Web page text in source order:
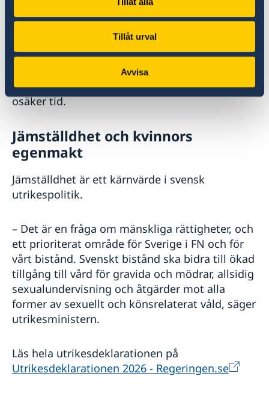
Tillåt urval
Avvisa
samarbeten i skärningspunkten mellan teknik,
innovation, handel och säkerhet. Det är bara en
växande ekonomi som gör det möjligt att rusta
försvaret och ha beredskap i bistrare tider. En
stark svensk ekonomi bygger säkerhet i en
osäker tid.
Jämställdhet och kvinnors
egenmakt
Jämställdhet är ett kärnvärde i svensk
utrikespolitik.
– Det är en fråga om mänskliga rättigheter, och
ett prioriterat område för Sverige i FN och för
vårt bistånd. Svenskt bistånd ska bidra till ökad
tillgång till vård för gravida och mödrar, allsidig
sexualundervisning och åtgärder mot alla
former av sexuellt och könsrelaterat våld, säger
utrikesministern.
Läs hela utrikesdeklarationen på
Utrikesdeklarationen 2026 - Regeringen.se